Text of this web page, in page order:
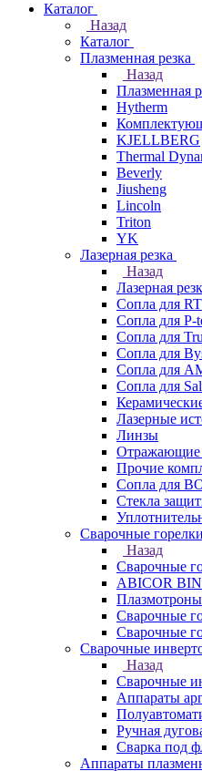
Каталог
Назад
Каталог
Плазменная резка
Назад
Плазменная
Hytherm
KJELLBERG
Thermal
Beverly
Jiusheng
Lincoln
Triton
YK
Лазерная резка
Назад
Лазерная
Сопла для RT
Сопла для P-
Сопла для
Сопла для
Сопла для
Сопла для
Лазерные
Линзы
Отражающие
Прочие
Сопла для
Стекла
Сварочные
Назад
Сварочные
ABICOR
Сварочные
Сварочные
Сварочные
Назад
Сварочные
Аппараты
Ручная
Сварка под
Аппараты